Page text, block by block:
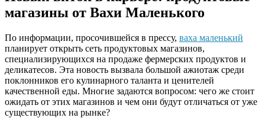
магазины от Вахи Маленького
По информации, просочившейся в прессу, ваха маленький
планирует открыть сеть продуктовых магазинов,
специализирующихся на продаже фермерских продуктов и
деликатесов. Эта новость вызвала большой ажиотаж среди
поклонников его кулинарного таланта и ценителей
качественной еды. Многие задаются вопросом: чего же стоит
ожидать от этих магазинов и чем они будут отличаться от уже
существующих на рынке?